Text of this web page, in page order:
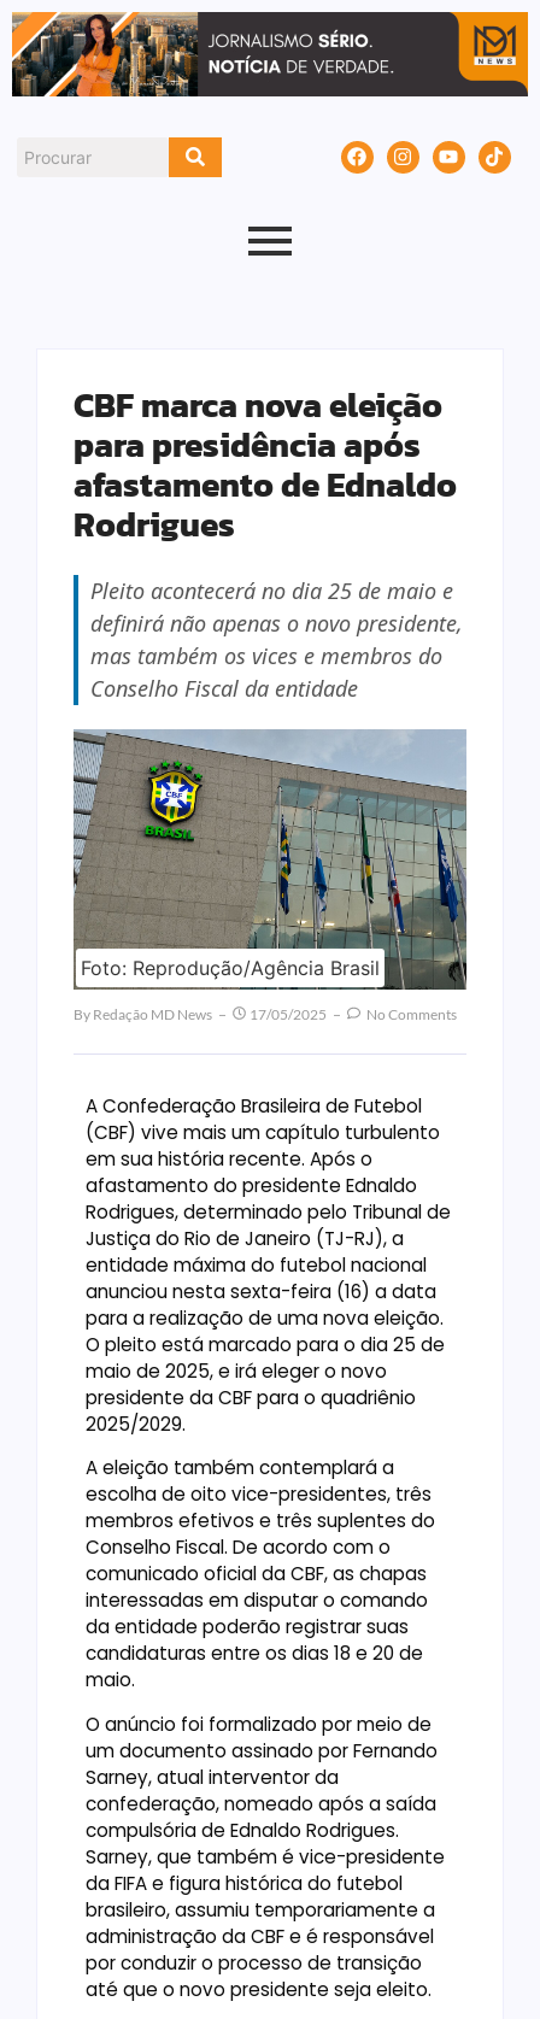
CBF marca nova eleição
para presidência após
afastamento de Ednaldo
Rodrigues
Pleito acontecerá no dia 25 de maio e
definirá não apenas o novo presidente,
mas também os vices e membros do
Conselho Fiscal da entidade
Foto: Reprodução/Agência Brasil
By Redação MD News 17/05/2025 No Comments
A Confederação Brasileira de Futebol
(CBF) vive mais um capítulo turbulento
em sua história recente. Após o
afastamento do presidente Ednaldo
Rodrigues, determinado pelo Tribunal de
Justiça do Rio de Janeiro (TJ-RJ), a
entidade máxima do futebol nacional
anunciou nesta sexta-feira (16) a data
para a realização de uma nova eleição.
O pleito está marcado para o dia 25 de
maio de 2025, e irá eleger o novo
presidente da CBF para o quadriênio
2025/2029.
A eleição também contemplará a
escolha de oito vice-presidentes, três
membros efetivos e três suplentes do
Conselho Fiscal. De acordo com o
comunicado oficial da CBF, as chapas
interessadas em disputar o comando
da entidade poderão registrar suas
candidaturas entre os dias 18 e 20 de
maio.
O anúncio foi formalizado por meio de
um documento assinado por Fernando
Sarney, atual interventor da
confederação, nomeado após a saída
compulsória de Ednaldo Rodrigues.
Sarney, que também é vice-presidente
da FIFA e figura histórica do futebol
brasileiro, assumiu temporariamente a
administração da CBF e é responsável
por conduzir o processo de transição
até que o novo presidente seja eleito.